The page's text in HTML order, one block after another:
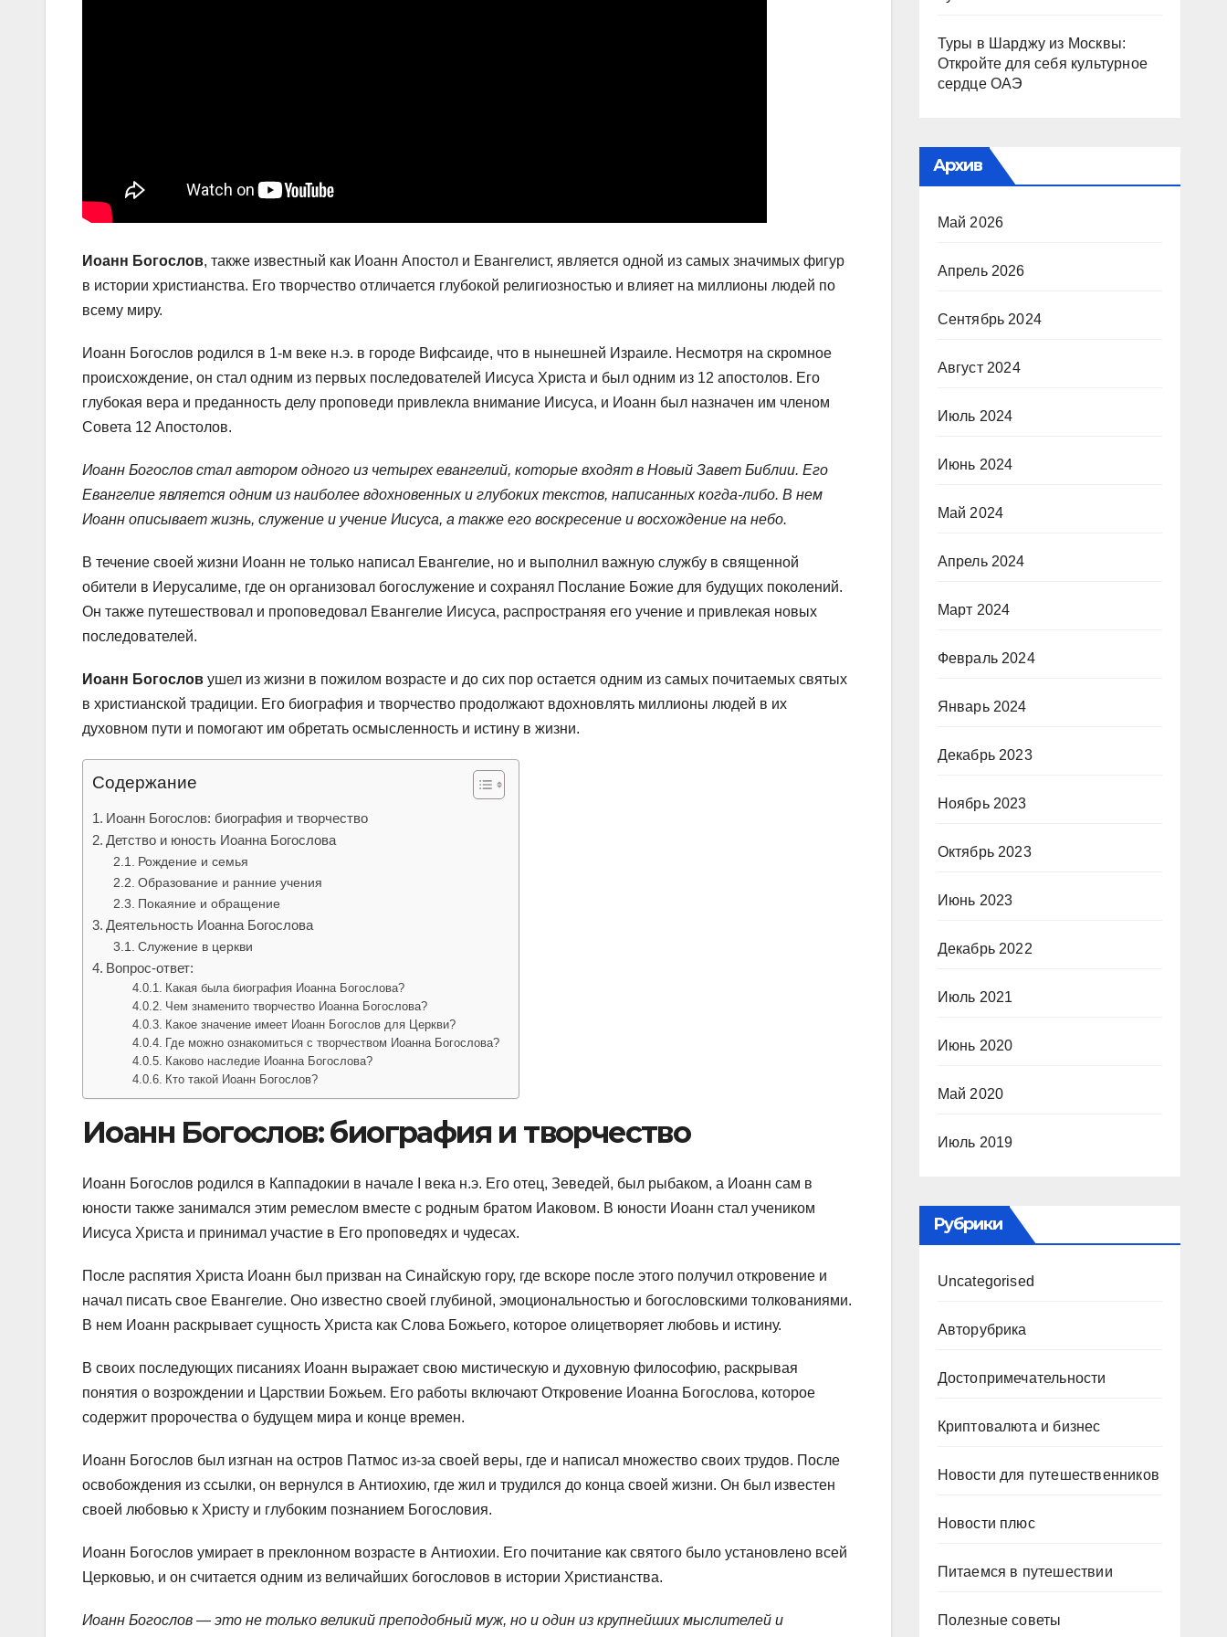
Иоанн Богослов, также известный как Иоанн Апостол и Евангелист, является одной из самых значимых фигур
в истории христианства. Его творчество отличается глубокой религиозностью и влияет на миллионы людей по
всему миру.
Иоанн Богослов родился в 1-м веке н.э. в городе Вифсаиде, что в нынешней Израиле. Несмотря на скромное
происхождение, он стал одним из первых последователей Иисуса Христа и был одним из 12 апостолов. Его
глубокая вера и преданность делу проповеди привлекла внимание Иисуса, и Иоанн был назначен им членом
Совета 12 Апостолов.
Иоанн Богослов стал автором одного из четырех евангелий, которые входят в Новый Завет Библии. Его
Евангелие является одним из наиболее вдохновенных и глубоких текстов, написанных когда-либо. В нем
Иоанн описывает жизнь, служение и учение Иисуса, а также его воскресение и восхождение на небо.
В течение своей жизни Иоанн не только написал Евангелие, но и выполнил важную службу в священной
обители в Иерусалиме, где он организовал богослужение и сохранял Послание Божие для будущих поколений.
Он также путешествовал и проповедовал Евангелие Иисуса, распространяя его учение и привлекая новых
последователей.
Иоанн Богослов ушел из жизни в пожилом возрасте и до сих пор остается одним из самых почитаемых святых
в христианской традиции. Его биография и творчество продолжают вдохновлять миллионы людей в их
духовном пути и помогают им обретать осмысленность и истину в жизни.
Содержание
Иоанн Богослов: биография и творчество
Детство и юность Иоанна Богослова
Рождение и семья
Образование и ранние учения
Покаяние и обращение
Деятельность Иоанна Богослова
Служение в церкви
Вопрос-ответ:
Какая была биография Иоанна Богослова?
Чем знаменито творчество Иоанна Богослова?
Какое значение имеет Иоанн Богослов для Церкви?
Где можно ознакомиться с творчеством Иоанна Богослова?
Каково наследие Иоанна Богослова?
Кто такой Иоанн Богослов?
Иоанн Богослов: биография и творчество
Иоанн Богослов родился в Каппадокии в начале I века н.э. Его отец, Зеведей, был рыбаком, а Иоанн сам в
юности также занимался этим ремеслом вместе с родным братом Иаковом. В юности Иоанн стал учеником
Иисуса Христа и принимал участие в Его проповедях и чудесах.
После распятия Христа Иоанн был призван на Синайскую гору, где вскоре после этого получил откровение и
начал писать свое Евангелие. Оно известно своей глубиной, эмоциональностью и богословскими толкованиями.
В нем Иоанн раскрывает сущность Христа как Слова Божьего, которое олицетворяет любовь и истину.
В своих последующих писаниях Иоанн выражает свою мистическую и духовную философию, раскрывая
понятия о возрождении и Царствии Божьем. Его работы включают Откровение Иоанна Богослова, которое
содержит пророчества о будущем мира и конце времен.
Иоанн Богослов был изгнан на остров Патмос из-за своей веры, где и написал множество своих трудов. После
освобождения из ссылки, он вернулся в Антиохию, где жил и трудился до конца своей жизни. Он был известен
своей любовью к Христу и глубоким познанием Богословия.
Иоанн Богослов умирает в преклонном возрасте в Антиохии. Его почитание как святого было установлено всей
Церковью, и он считается одним из величайших богословов в истории Христианства.
Иоанн Богослов — это не только великий преподобный муж, но и один из крупнейших мыслителей и
Туры в Шарджу из Москвы:
Откройте для себя культурное
сердце ОАЭ
Архив
Май 2026
Апрель 2026
Сентябрь 2024
Август 2024
Июль 2024
Июнь 2024
Май 2024
Апрель 2024
Март 2024
Февраль 2024
Январь 2024
Декабрь 2023
Ноябрь 2023
Октябрь 2023
Июнь 2023
Декабрь 2022
Июль 2021
Июнь 2020
Май 2020
Июль 2019
Рубрики
Uncategorised
Авторубрика
Достопримечательности
Криптовалюта и бизнес
Новости для путешественников
Новости плюс
Питаемся в путешествии
Полезные советы